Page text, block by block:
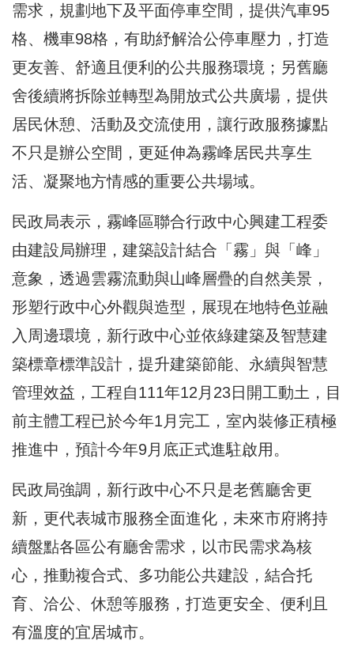
需求，規劃地下及平面停車空間，提供汽車95
格、機車98格，有助紓解洽公停車壓力，打造
更友善、舒適且便利的公共服務環境；另舊廳
舍後續將拆除並轉型為開放式公共廣場，提供
居民休憩、活動及交流使用，讓行政服務據點
不只是辦公空間，更延伸為霧峰居民共享生
活、凝聚地方情感的重要公共場域。
民政局表示，霧峰區聯合行政中心興建工程委
由建設局辦理，建築設計結合「霧」與「峰」
意象，透過雲霧流動與山峰層疊的自然美景，
形塑行政中心外觀與造型，展現在地特色並融
入周邊環境，新行政中心並依綠建築及智慧建
築標章標準設計，提升建築節能、永續與智慧
管理效益，工程自111年12月23日開工動土，目
前主體工程已於今年1月完工，室內裝修正積極
推進中，預計今年9月底正式進駐啟用。
民政局強調，新行政中心不只是老舊廳舍更
新，更代表城市服務全面進化，未來市府將持
續盤點各區公有廳舍需求，以市民需求為核
心，推動複合式、多功能公共建設，結合托
育、洽公、休憩等服務，打造更安全、便利且
有溫度的宜居城市。